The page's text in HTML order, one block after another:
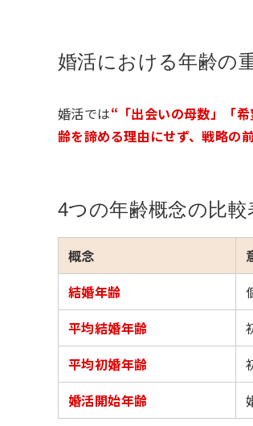
婚活における年齢の
婚活では“「出会いの母数」「
齢を諦める理由にせず、戦略の
4つの年齢概念の比較
概念
結婚年齢
平均結婚年齢
平均初婚年齢
婚活開始年齢